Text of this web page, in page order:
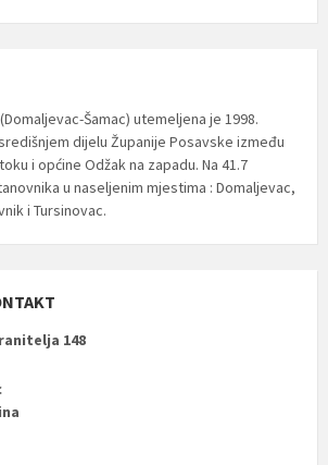
Šamac) utemeljena je 1998.
dijelu Županije Posavske između
i općine Odžak na zapadu. Na 41.7
u naseljenim mjestima : Domaljevac,
i Tursinovac.
148